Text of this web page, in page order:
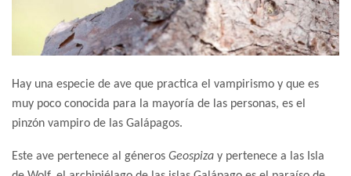
Hay una especie de ave que practica el vampirismo y que es
muy poco conocida para la mayoría de las personas, es el
pinzón vampiro de las Galápagos.
Este ave pertenece al géneros Geospiza y pertenece a las Isla